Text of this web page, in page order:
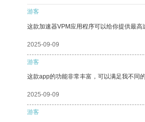
游客
这款加速器VPM应用程序可以给你提供最高
2025-09-09
游客
这款app的功能非常丰富，可以满足我不同的
2025-09-09
游客